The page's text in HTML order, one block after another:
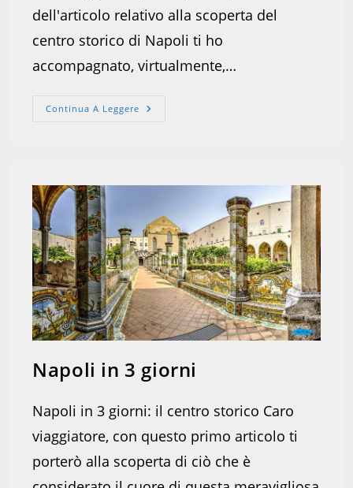
dell'articolo relativo alla scoperta del
centro storico di Napoli ti ho
accompagnato, virtualmente,…
Continua A Leggere Napoli
Napoli in 3 giorni
Napoli in 3 giorni: il centro storico Caro
viaggiatore, con questo primo articolo ti
porterò alla scoperta di ciò che è